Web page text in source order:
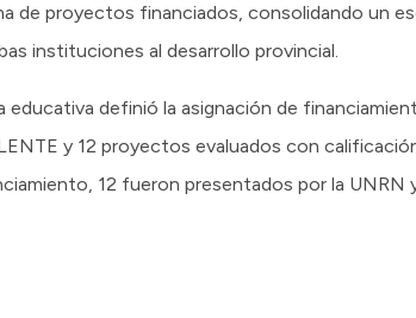
de proyectos financiados, consolidando un
instituciones al desarrollo provincial.
educativa definió la asignación de
y 12 proyectos evaluados con
12 fueron presentados por la UNRN